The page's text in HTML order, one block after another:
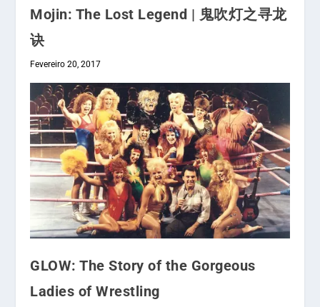
Mojin: The Lost Legend | 鬼吹灯之寻龙
诀
Fevereiro 20, 2017
GLOW: The Story of the Gorgeous
Ladies of Wrestling